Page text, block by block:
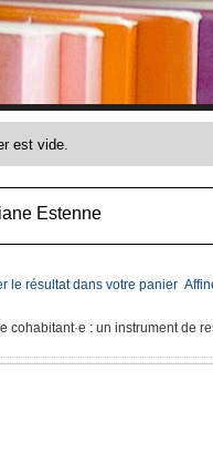
Estenne
le résultat dans votre panier
cohabitant·e : un instrument de